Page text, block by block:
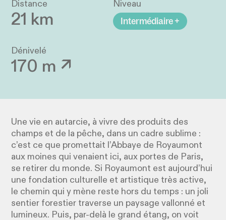
Distance
21 km
Dénivelé
170 m ↗
Niveau
Intermédiaire +
Une vie en autarcie, à vivre des produits des
champs et de la pêche, dans un cadre sublime :
c’est ce que promettait l’Abbaye de Royaumont
aux moines qui venaient ici, aux portes de Paris,
se retirer du monde. Si Royaumont est aujourd’hui
une fondation culturelle et artistique très active,
le chemin qui y mène reste hors du temps : un joli
sentier forestier traverse un paysage vallonné et
lumineux. Puis, par-delà le grand étang, on voit